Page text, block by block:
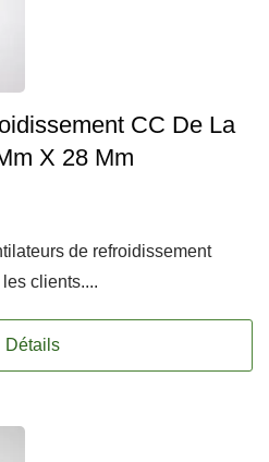
CC De La
X 28 Mm
de refroidissement
clients....
Détails